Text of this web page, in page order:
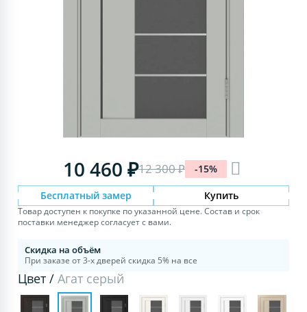
10 460 ₽12 300 ₽ -15%
Бесплатный замер Купить
Товар доступен к покупке по указанной цене. Состав и срок
поставки менеджер согласует с вами.
Скидка на объём
При заказе от 3-х дверей скидка 5% на все
Цвет /Агат серый